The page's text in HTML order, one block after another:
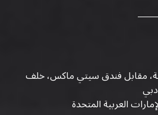
الراحة، مقابل فندق سيتي ماكس، خلف